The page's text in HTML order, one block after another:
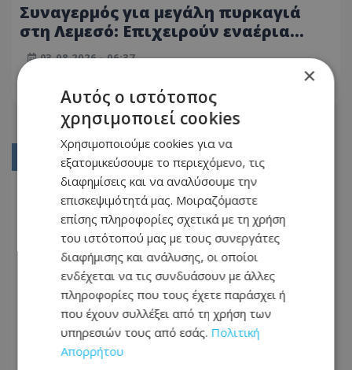
Συναγερμός για μεγάλη πυρκαγιά
στη Λεμεσό: Επιχειρούν εναέρια
μέσα, μαίνεται κοντά σε σπίτια -
Δείτε φωτογραφίες
03.08.2026 - 06:37
ΔΙΑΒΆΣΤΕ ΠΕΡΙΣΣΌΤΕΡΑ
02
04
...
345
×
Αυτός ο ιστότοπος
χρησιμοποιεί cookies
Χρησιμοποιούμε cookies για να
εξατομικεύσουμε το περιεχόμενο, τις
διαφημίσεις και να αναλύσουμε την
επισκεψιμότητά μας. Μοιραζόμαστε
επίσης πληροφορίες σχετικά με τη χρήση
του ιστότοπού μας με τους συνεργάτες
διαφήμισης και ανάλυσης, οι οποίοι
ενδέχεται να τις συνδυάσουν με άλλες
πληροφορίες που τους έχετε παράσχει ή
που έχουν συλλέξει από τη χρήση των
υπηρεσιών τους από εσάς. Πολιτική
Απορρήτου